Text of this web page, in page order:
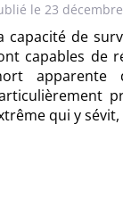
le 23
capacité de
capables de
apparente
qui y sévit,